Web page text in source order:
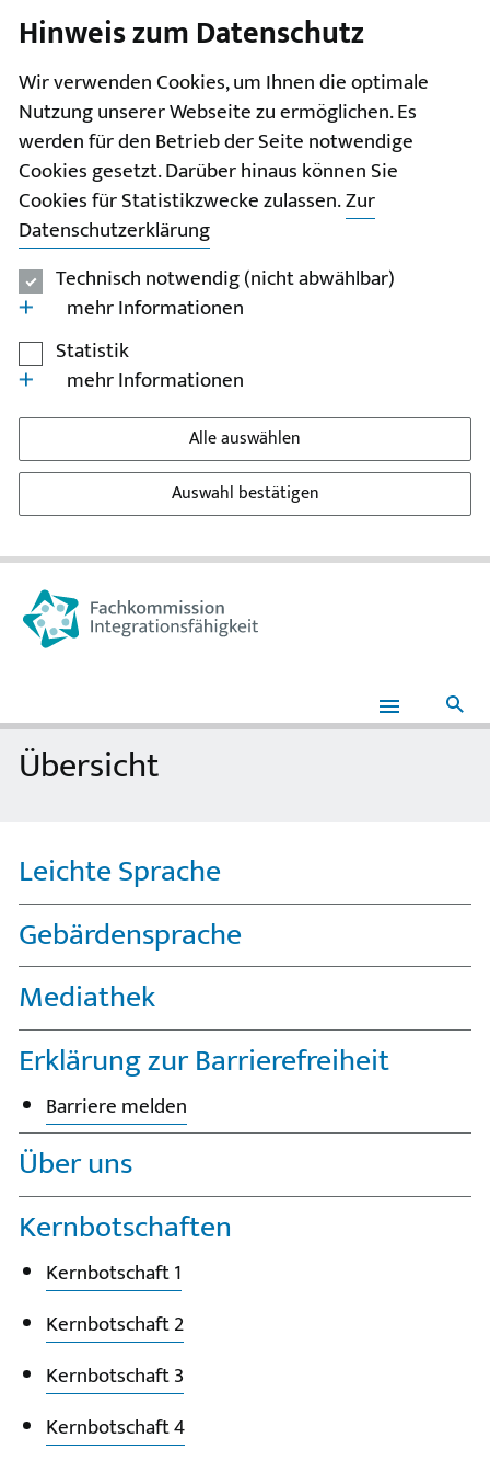
II
III
IV
V
Hinweis zum Datenschutz
Wir verwenden Cookies, um Ihnen die optimale
Nutzung unserer Webseite zu ermöglichen. Es
werden für den Betrieb der Seite notwendige
Cookies gesetzt. Darüber hinaus können Sie
Cookies für Statistikzwecke zulassen.Zur
Datenschutzerklärung
Technisch notwendig (nicht abwählbar)
mehr Informationen
Statistik
mehr Informationen
Alle auswählen
Auswahl bestätigen
Übersicht
Übersicht
Leichte Sprache
Gebärdensprache
Mediathek
Erklärung zur Barrierefreiheit
Barriere melden
Über uns
Kernbotschaften
Kernbotschaft 1
Kernbotschaft 2
Kernbotschaft 3
Kernbotschaft 4